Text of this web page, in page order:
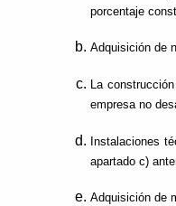
porcentaje
Adquisición de
La
empresa no
Instalaciones
apartado c)
Adquisición de